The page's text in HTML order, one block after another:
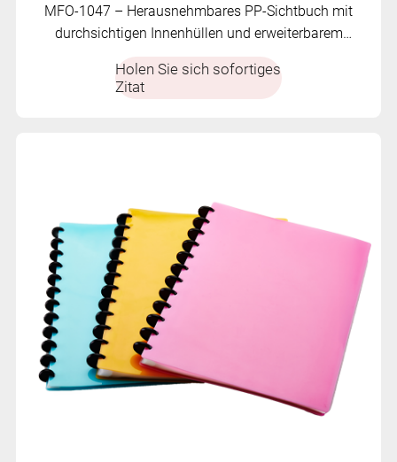
MFO-1047 – Herausnehmbares PP-Sichtbuch mit
durchsichtigen Innenhüllen und erweiterbarem
Aktenordner oder einzelne Dokumentenhüllen.
Holen Sie sich sofortiges
Zitat